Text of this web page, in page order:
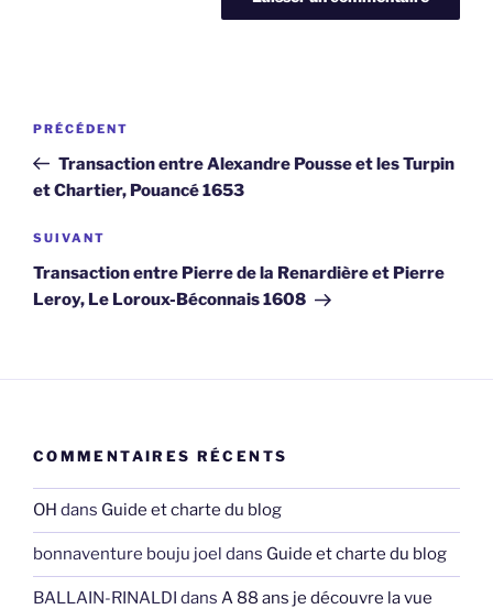
Navigation
l’article
Article
précédent
PRÉCÉDENT
Transaction entre Alexandre Pousse et les Turpin
et Chartier, Pouancé 1653
Article
suivant
SUIVANT
Transaction entre Pierre de la Renardière et Pierre
Leroy, Le Loroux-Béconnais 1608
COMMENTAIRES RÉCENTS
OH dans Guide et charte du blog
bonnaventure bouju joel dans Guide et charte du blog
BALLAIN-RINALDI dans A 88 ans je découvre la vue